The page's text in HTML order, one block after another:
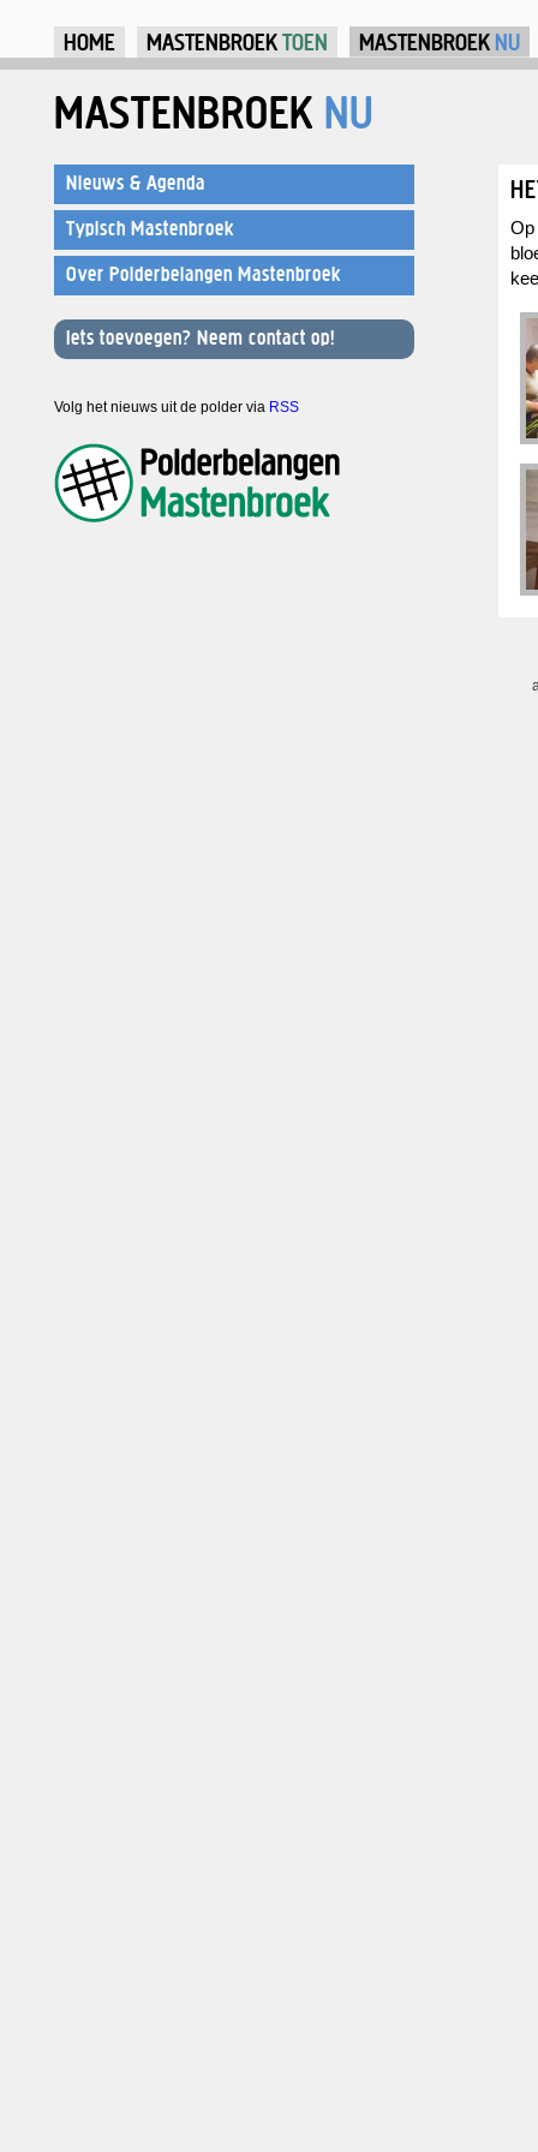
HOME MASTENBROEKTOEN MASTENBROEK NU
MASTENBROEK NU
Op
Nieuws & Agenda
Typisch Mastenbroek
Over Polderbelangen Mastenbroek
Iets toevoegen? Neem contact op!
Volg het nieuws uit de polder via RSS